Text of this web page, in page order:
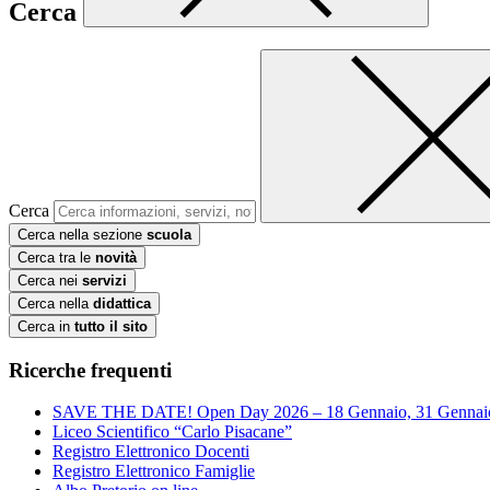
Cerca
Cerca
Cerca nella sezione scuola
Cerca tra le novità
Cerca nei servizi
Cerca nella didattica
Cerca in tutto il sito
Ricerche frequenti
SAVE THE DATE! Open Day 2026 – 18 Gennaio, 31
Liceo Scientifico “Carlo Pisacane”
Registro Elettronico Docenti
Registro Elettronico Famiglie